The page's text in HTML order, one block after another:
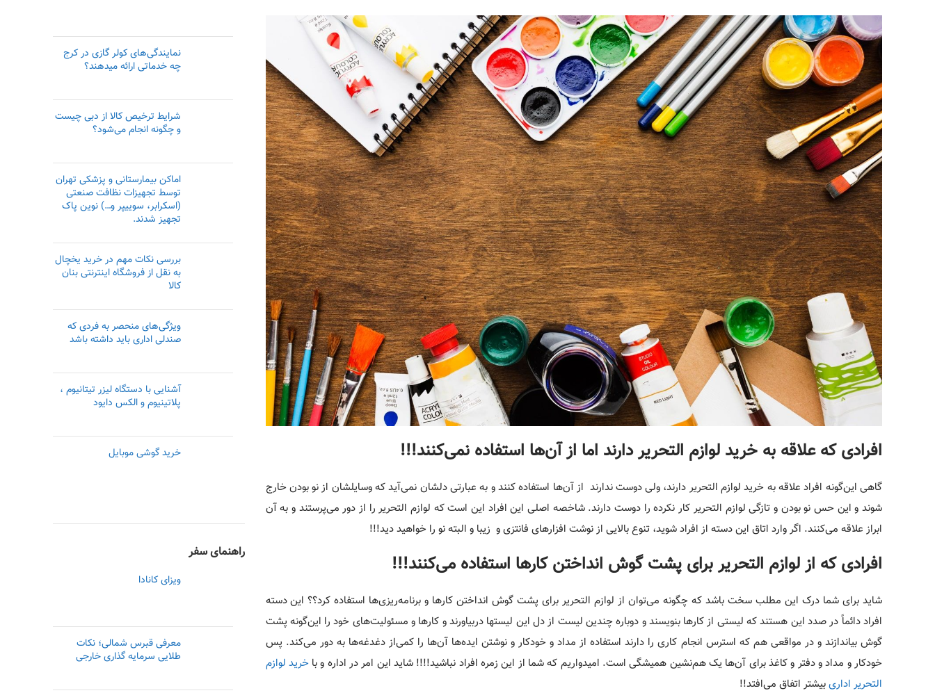
افرادی که علاقه به خرید لوازم التحریر دارند اما از آن‌ها استفاده نمی‌کنند!!!
گاهی این‌گونه افراد علاقه به خرید لوازم التحریر دارند، ولی دوست ندارند از آن‌ها استفاده کنند و به عبارتی دلشان نمی‌آید که وسایلشان از نو بودن خارج
شوند و این حس نو بودن و تازگی لوازم التحریر کار نکرده را دوست دارند. شاخصه اصلی این افراد این است که لوازم التحریر را از دور می‌پرستند و به آن
ابراز علاقه می‌کنند. اگر وارد اتاق این دسته از افراد شوید، تنوع بالایی از نوشت افزارهای فانتزی و زیبا و البته نو را خواهید دید!!!
افرادی که از لوازم التحریر برای پشت گوش انداختن کارها استفاده می‌کنند!!!
شاید برای شما درک این مطلب سخت باشد که چگونه می‌توان از لوازم التحریر برای پشت گوش انداختن کارها و برنامه‌ریزی‌ها استفاده کرد؟؟ این دسته
افراد دائماً در صدد این هستند که لیستی از کارها بنویسند و دوباره چندین لیست از دل این لیستها دربیاورند و کارها و مسئولیت‌های خود را این‌گونه پشت
گوش بیاندازند و در مواقعی هم که استرس انجام کاری را دارند استفاده از مداد و خودکار و نوشتن ایده‌ها آن‌ها را کمی‌از دغدغه‌ها به دور می‌کند. پس
خودکار و مداد و دفتر و کاغذ برای آن‌ها یک هم‌نشین همیشگی است. امیدواریم که شما از این زمره افراد نباشید!!!! شاید این امر در اداره و باخرید لوازم
التحریر اداریبیشتر اتفاق می‌افتد!!
نمایندگی‌های کولر گازی در کرج
چه خدماتی ارائه میدهند؟
شرایط ترخیص کالا از دبی چیست
و چگونه انجام می‌شود؟
اماکن بیمارستانی و پزشکی تهران
توسط تجهیزات نظافت صنعتی
(اسکرابر، سوییپر و…) نوین پاک
تجهیز شدند.
بررسی نکات مهم در خرید یخچال
به نقل از فروشگاه اینترنتی بنان
کالا
ویژگی‌های منحصر به فردی که
صندلی اداری باید داشته باشد
آشنایی با دستگاه لیزر تیتانیوم ،
پلاتینیوم و الکس دایود
خرید گوشی موبایل
راهنمای سفر
ویزای کانادا
معرفی قبرس شمالی؛ نکات
طلایی سرمایه گذاری خارجی